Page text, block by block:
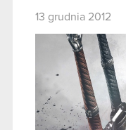
13 grudnia 2012